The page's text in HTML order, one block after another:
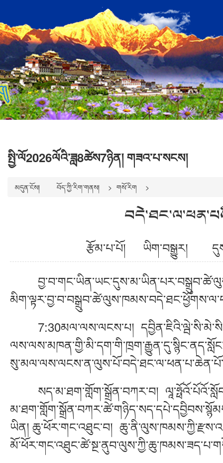
སྤྱི་ལོ2026ལོའི་ཟླ8ཚེས7ཉིན། གཟའ་པ་སངས།
མདུན་ངོས། བོད་ཀྱི་རིག་གནས། གསོ་རིག
རྩོམ་པ་པོ། ཡིག་བསྒྱུར།
7:30མལ་ལས་ལངས་པ།
སད་མ་ཐག་གློག་སྒྲོན་བཀར་བ།
ཡིན། ཆུ་ཕོར་གང་འཐུང་བ།